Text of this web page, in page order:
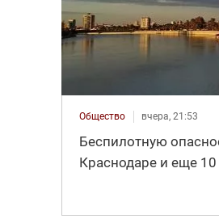
Общество вчера, 21:53
Беспилотную
Краснодаре и еще